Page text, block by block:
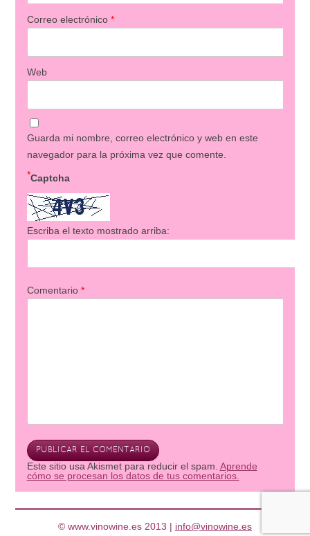
Correo electrónico *
Web
Guarda mi nombre, correo electrónico y web en este
navegador para la próxima vez que comente.
Captcha
*
Escriba el texto mostrado arriba:
Comentario *
Este sitio usa Akismet para reducir el spam. Aprende
cómo se procesan los datos de tus comentarios.
© www.vinowine.es 2013 | info@vinowine.es